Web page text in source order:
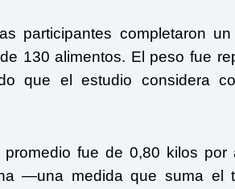
participantes completaron
130 alimentos. El peso fue
que el estudio considera
fue de 0,80 kilos por
—una medida que suma el